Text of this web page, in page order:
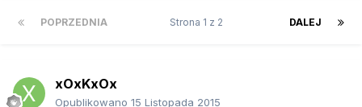
POPRZEDNIA DALEJ
Strona 1 z 2
xOxKxOx
Opublikowano 15 Listopada 2015